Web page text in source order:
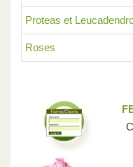
Proteas et
Roses